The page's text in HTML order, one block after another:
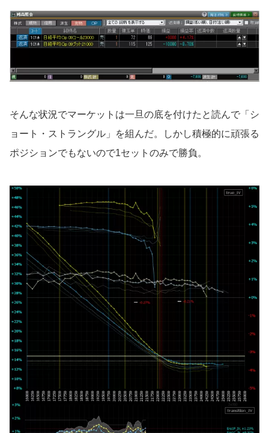
そんな状況でマーケットは一旦の底を付けたと読んで「シ
ョート・ストラングル」を組んだ。しかし積極的に頑張る
ポジションでもないので1セットのみで勝負。